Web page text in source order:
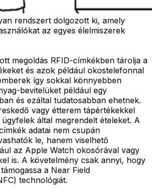
rendszert dolgozott ki, amely
az egyes élelmiszerek
megoldás RFID-címkékben tárolja a
és azok például okostelefonnal
így sokkal könnyebben
bevitelüket például egy
és ezáltal tudatosabban ehetnek.
vagy étterem tápértékekkel
által megrendelt ételeket. A
adatai nem csupán
le, hanem viselhető
az Apple Watch okosórával vagy
is. A követelmény csak annyi, hogy
a Near Field
technológiát.